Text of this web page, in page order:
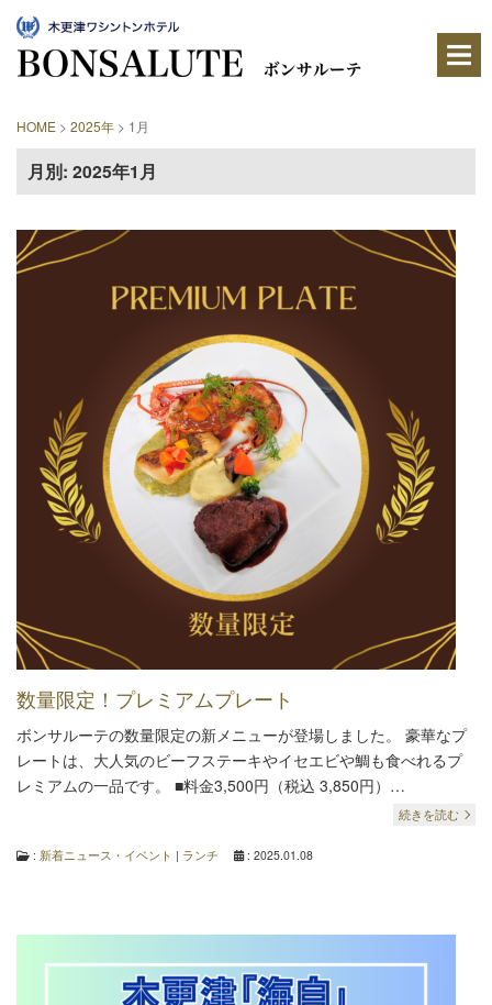
木
更
津
ワ
ト
ン
テ
内
に
あ
HOME > 2025年 > 1月
月別: 2025年1月
数量限定！プレミアムプレート
ボンサルーテの数量限定の新メニューが登場しました。 豪華なプ
レートは、大人気のビーフステーキやイセエビや鯛も食べれるプ
レミアムの一品です。 ■料金3,500円（税込 3,850円）…
続きを読む
: 新着ニュース・イベント | ランチ : 2025.01.08